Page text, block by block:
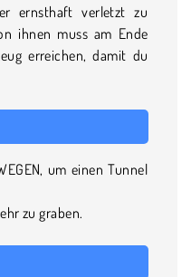
ernsthaft verletzt zu
ihnen muss am Ende
erreichen, damit du
um einen Tunnel
zu graben.